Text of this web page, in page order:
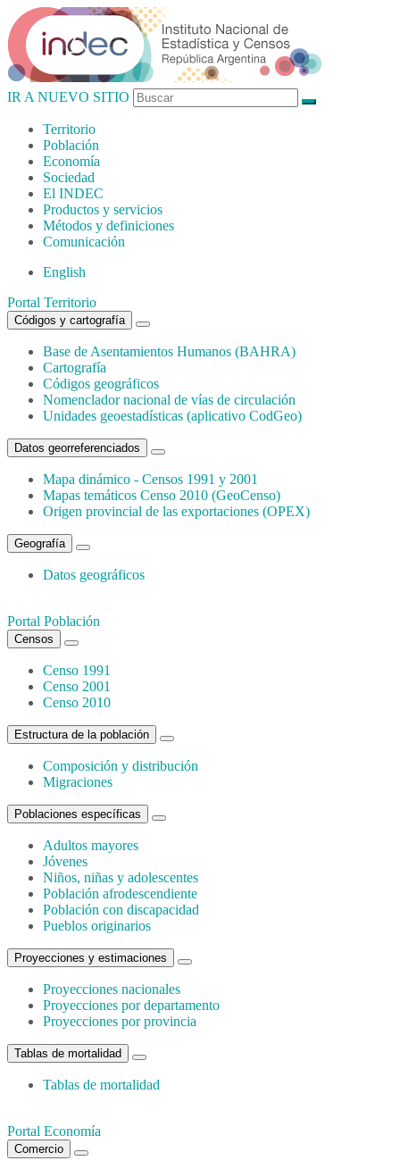
IR A NUEVO SITIO
Territorio
Población
Economía
Sociedad
El INDEC
Productos y servicios
Métodos y definiciones
Comunicación
English
Portal Territorio
Códigos y cartografía
Base de Asentamientos Humanos (BAHRA)
Cartografía
Códigos geográficos
Nomenclador nacional de vías de circulación
Unidades geoestadísticas (aplicativo CodGeo)
Datos georreferenciados
Mapa dinámico - Censos 1991 y 2001
Mapas temáticos Censo 2010 (GeoCenso)
Origen provincial de las exportaciones (OPEX)
Geografía
Datos geográficos
Portal Población
Censos
Censo 1991
Censo 2001
Censo 2010
Estructura de la población
Composición y distribución
Migraciones
Poblaciones específicas
Adultos mayores
Jóvenes
Niños, niñas y adolescentes
Población afrodescendiente
Población con discapacidad
Pueblos originarios
Proyecciones y estimaciones
Proyecciones nacionales
Proyecciones por departamento
Proyecciones por provincia
Tablas de mortalidad
Tablas de mortalidad
Portal Economía
Comercio